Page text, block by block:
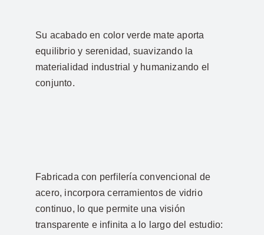
Su acabado en color verde mate aporta
equilibrio y serenidad, suavizando la
materialidad industrial y humanizando el
conjunto.
Fabricada con perfilería convencional de
acero, incorpora cerramientos de vidrio
continuo, lo que permite una visión
transparente e infinita a lo largo del estudio: